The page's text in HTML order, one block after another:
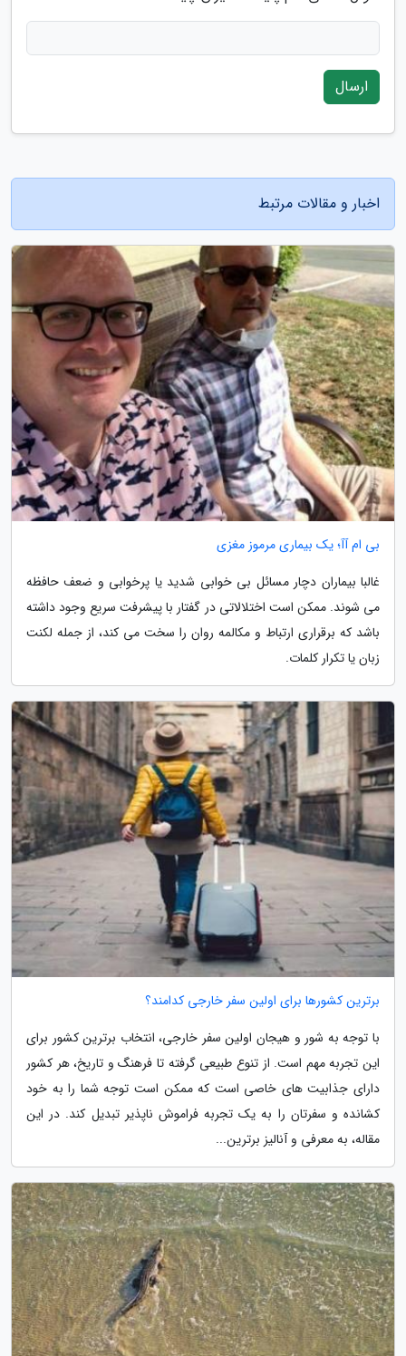
ارسال
اخبار و مقالات مرتبط
بی ام آآ؛ یک بیماری مرموز مغزی
غالبا بیماران دچار مسائل بی خوابی شدید یا پرخوابی و ضعف حافظه
می شوند. ممکن است اختلالاتی در گفتار با پیشرفت سریع وجود داشته
باشد که برقراری ارتباط و مکالمه روان را سخت می کند، از جمله لکنت
زبان یا تکرار کلمات.
برترین کشورها برای اولین سفر خارجی کدامند؟
با توجه به شور و هیجان اولین سفر خارجی، انتخاب برترین کشور برای
این تجربه مهم است. از تنوع طبیعی گرفته تا فرهنگ و تاریخ، هر کشور
دارای جذابیت های خاصی است که ممکن است توجه شما را به خود
کشانده و سفرتان را به یک تجربه فراموش ناپذیر تبدیل کند. در این
مقاله، به معرفی و آنالیز برترین...